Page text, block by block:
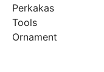
Perkakas
Tools
Ornament